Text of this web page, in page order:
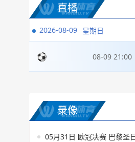
直播
2026-08-09 星期日
08-09 21:00
录像
05月31日 欧冠决赛 巴黎圣